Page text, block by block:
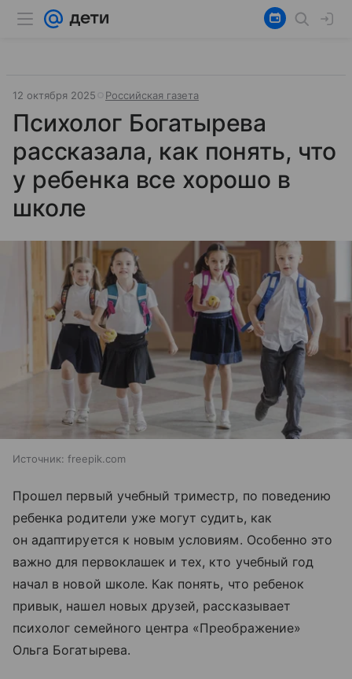
12 октября 2025 Российская газета
Психолог Богатырева
рассказала, как понять, что
у ребенка все хорошо в
школе
Источник: freepik.com
Прошел первый учебный триместр, по поведению
ребенка родители уже могут судить, как
он адаптируется к новым условиям. Особенно это
важно для первоклашек и тех, кто учебный год
начал в новой школе. Как понять, что ребенок
привык, нашел новых друзей, рассказывает
психолог семейного центра «Преображение»
Ольга Богатырева.